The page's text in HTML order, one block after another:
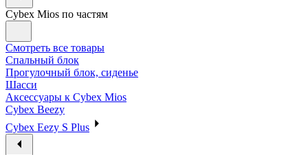
Cybex Mios по частям
Смотреть все товары
Спальный блок
Прогулочный блок, сиденье
Шасси
Аксессуары к Cybex Mios
Cybex Beezy
Cybex Eezy S Plus